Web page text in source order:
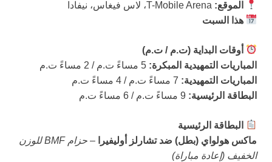
الموقع:
هذا السبت
أوقات البداية (ت.م / ت.م)
المباريات التمهيدية المبكرة:
المباريات التمهيدية:
البطاقة الرئيسية:
البطاقة الرئيسية
ماكس هولواي (بطل) ضد تشارلز أوليفيرا
–
حزام BMF للوزن
الخفيف (إعادة مباراة)